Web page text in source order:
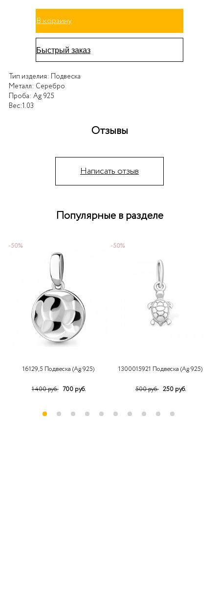
В корзину
Быстрый заказ
Тип изделия: Подвеска
Металл: Серебро
Проба: Ag 925
Вес:1.03
Отзывы
Написать отзыв
Популярные в разделе
-50%
16129,5 Подвеска (Ag 925)
1 400 руб. 700 руб.
-50%
1300015921 Подвеска (Ag 925)
500 руб. 250 руб.